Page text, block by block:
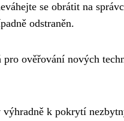
se obrátit na
odstraněn.
pro ověřování nových
k pokrytí